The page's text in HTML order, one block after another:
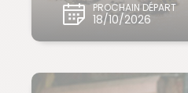
PROCHAIN DÉPART
18/10/2026